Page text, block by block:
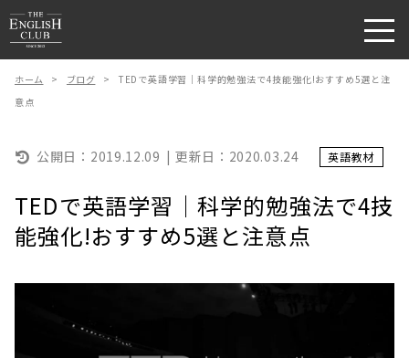
ホーム > ブログ >
TEDで英語学習｜科学的勉強法で4技能強化!おすすめ5選と注
意点
公開日： 2019.12.09 更新日： 2020.03.24 英語教材
TEDで英語学習｜科学的勉強法で4技
能強化!おすすめ5選と注意点